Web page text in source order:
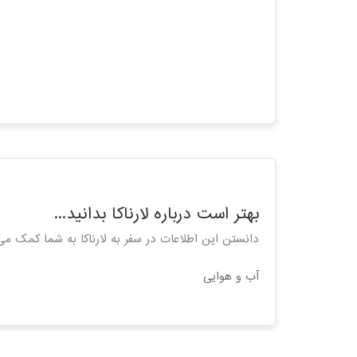
بهتر است درباره لارناکا بدانید...
دانستن این اطلاعات در سفر به لارناکا به شما کمک
آب و هوایی